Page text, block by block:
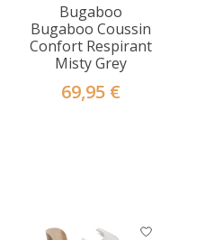
Bugaboo
Bugaboo Coussin
Confort Respirant
Misty Grey
69,95 €